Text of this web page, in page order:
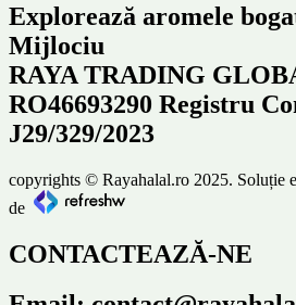
Explorează aromele
Mijlociu
RAYA TRADING
RO46693290 Registru
J29/329/2023
copyrights © Rayahalal.ro 2025. Soluție
de
CONTACTEAZĂ-NE